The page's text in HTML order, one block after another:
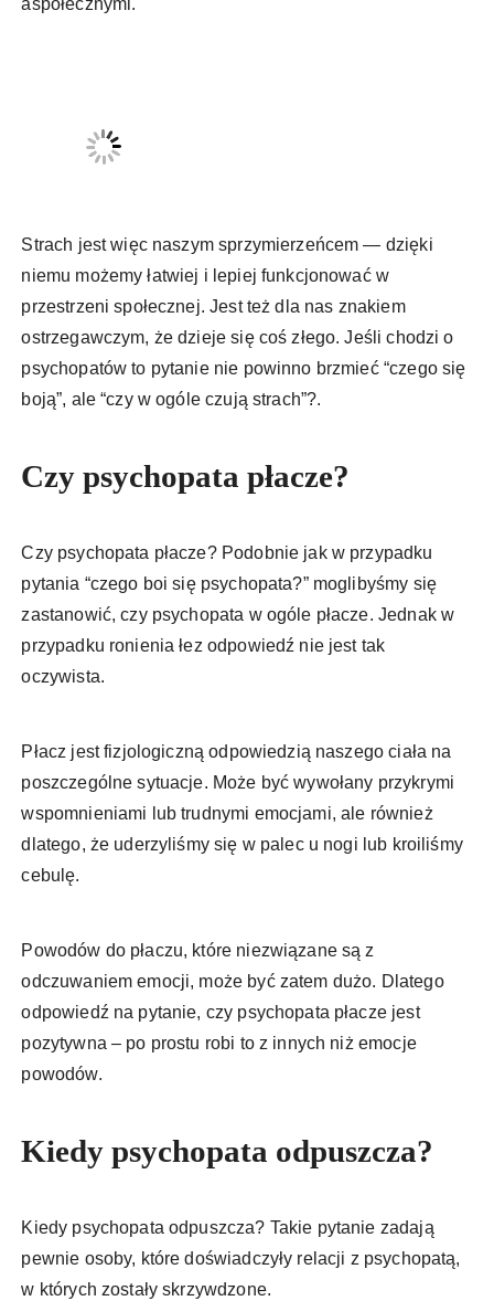
aspołecznymi.
Strach jest więc naszym sprzymierzeńcem — dzięki
niemu możemy łatwiej i lepiej funkcjonować w
przestrzeni społecznej. Jest też dla nas znakiem
ostrzegawczym, że dzieje się coś złego. Jeśli chodzi o
psychopatów to pytanie nie powinno brzmieć “czego się
boją”, ale “czy w ogóle czują strach”?.
Czy psychopata płacze?
Czy psychopata płacze? Podobnie jak w przypadku
pytania “czego boi się psychopata?” moglibyśmy się
zastanowić, czy psychopata w ogóle płacze. Jednak w
przypadku ronienia łez odpowiedź nie jest tak
oczywista.
Płacz jest fizjologiczną odpowiedzią naszego ciała na
poszczególne sytuacje. Może być wywołany przykrymi
wspomnieniami lub trudnymi emocjami, ale również
dlatego, że uderzyliśmy się w palec u nogi lub kroiliśmy
cebulę.
Powodów do płaczu, które niezwiązane są z
odczuwaniem emocji, może być zatem dużo. Dlatego
odpowiedź na pytanie, czy psychopata płacze jest
pozytywna – po prostu robi to z innych niż emocje
powodów.
Kiedy psychopata odpuszcza?
Kiedy psychopata odpuszcza? Takie pytanie zadają
pewnie osoby, które doświadczyły relacji z psychopatą,
w których zostały skrzywdzone.